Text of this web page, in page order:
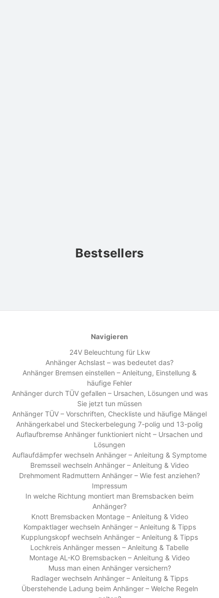
Bestsellers
Navigieren
24V Beleuchtung für Lkw
Anhänger Achslast – was bedeutet das?
Anhänger Bremsen einstellen – Anleitung, Einstellung &
häufige Fehler
Anhänger durch TÜV gefallen – Ursachen, Lösungen und was
Sie jetzt tun müssen
Anhänger TÜV – Vorschriften, Checkliste und häufige Mängel
Anhängerkabel und Steckerbelegung 7-polig und 13-polig
Auflaufbremse Anhänger funktioniert nicht – Ursachen und
Lösungen
Auflaufdämpfer wechseln Anhänger – Anleitung & Symptome
Bremsseil wechseln Anhänger – Anleitung & Video
Drehmoment Radmuttern Anhänger – Wie fest anziehen?
Impressum
In welche Richtung montiert man Bremsbacken beim
Anhänger?
Knott Bremsbacken Montage – Anleitung & Video
Kompaktlager wechseln Anhänger – Anleitung & Tipps
Kupplungskopf wechseln Anhänger – Anleitung & Tipps
Lochkreis Anhänger messen – Anleitung & Tabelle
Montage AL-KO Bremsbacken – Anleitung & Video
Muss man einen Anhänger versichern?
Radlager wechseln Anhänger – Anleitung & Tipps
Überstehende Ladung beim Anhänger – Welche Regeln